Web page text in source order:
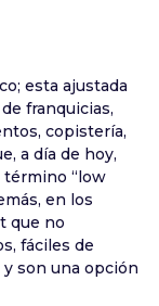
esta ajustada
franquicias,
copistería,
a día de hoy,
“low
en los
que no
fáciles de
son una opción